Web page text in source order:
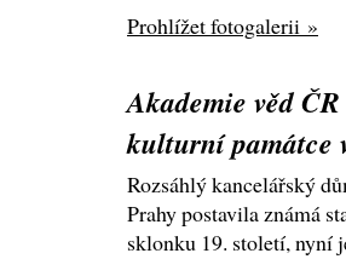
Prohlížet fotogalerii »
Akademie věd
kulturní památce
Rozsáhlý kancelářský
Prahy postavila známá
sklonku 19. století, nyní